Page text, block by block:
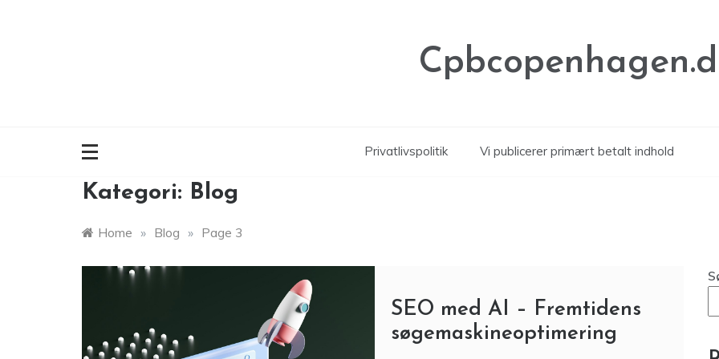
Privatlivspolitik Vi publicerer primært betalt indhold
Kategori: Blog
Home » Blog » Page 3
SEO med AI – Fremtidens
søgemaskineoptimering